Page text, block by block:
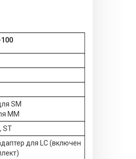
100
SM
ММ
ST
для LC (включен